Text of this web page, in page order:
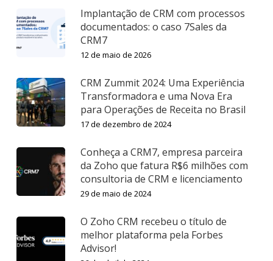
Implantação de CRM com processos
documentados: o caso 7Sales da
CRM7
12 de maio de 2026
CRM Zummit 2024: Uma Experiência
Transformadora e uma Nova Era
para Operações de Receita no Brasil
17 de dezembro de 2024
Conheça a CRM7, empresa parceira
da Zoho que fatura R$6 milhões com
consultoria de CRM e licenciamento
29 de maio de 2024
O Zoho CRM recebeu o título de
melhor plataforma pela Forbes
Advisor!